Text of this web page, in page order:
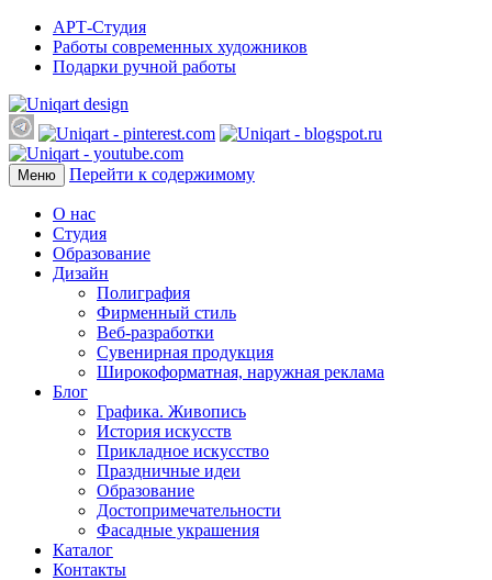
АРТ-Студия
Работы современных художников
Подарки ручной работы
Меню Перейти к содержимому
О нас
Студия
Образование
Дизайн
Полиграфия
Фирменный стиль
Веб-разработки
Сувенирная продукция
Широкоформатная, наружная реклама
Блог
Графика. Живопись
История искусств
Прикладное искусство
Праздничные идеи
Образование
Достопримечательности
Фасадные украшения
Каталог
Контакты